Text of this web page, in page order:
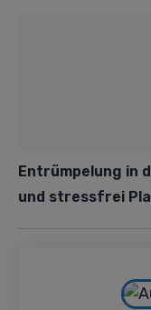
Entrümpelung in
und stressfrei